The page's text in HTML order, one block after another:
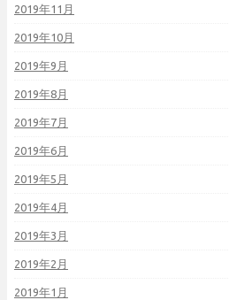
2019年11月
2019年10月
2019年9月
2019年8月
2019年7月
2019年6月
2019年5月
2019年4月
2019年3月
2019年2月
2019年1月